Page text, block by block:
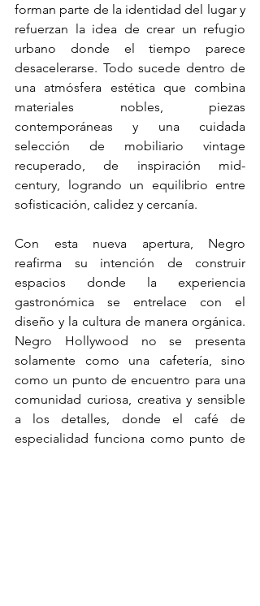
forman parte de la identidad del lugar y
refuerzan la idea de crear un refugio
urbano donde el tiempo parece
desacelerarse. Todo sucede dentro de
una atmósfera estética que combina
materiales nobles, piezas
contemporáneas y una cuidada
selección de mobiliario vintage
recuperado, de inspiración mid-
century, logrando un equilibrio entre
sofisticación, calidez y cercanía.
Con esta nueva apertura, Negro
reafirma su intención de construir
espacios donde la experiencia
gastronómica se entrelace con el
diseño y la cultura de manera orgánica.
Negro Hollywood no se presenta
solamente como una cafetería, sino
como un punto de encuentro para una
comunidad curiosa, creativa y sensible
a los detalles, donde el café de
especialidad funciona como punto de